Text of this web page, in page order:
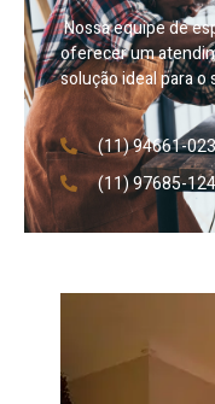
Nossa equipe de
oferecer um
solução ideal para o
(11) 94661-
(11) 97685-